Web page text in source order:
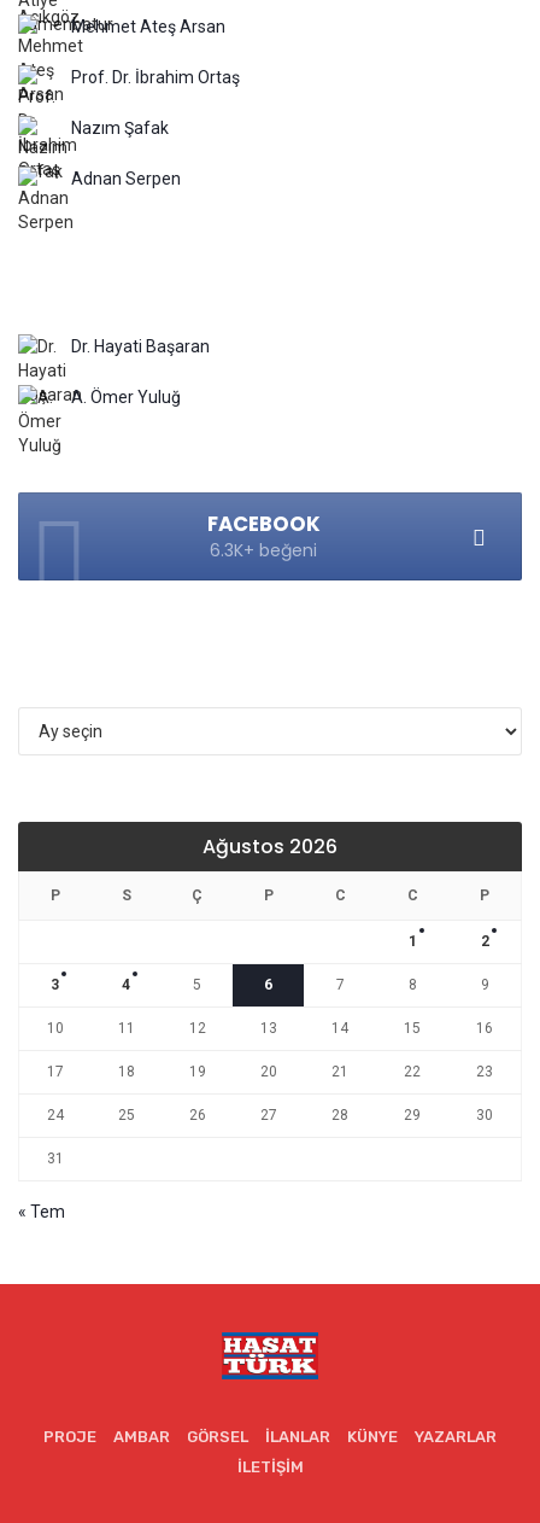
Mehmet Ateş Arsan
Prof. Dr. İbrahim Ortaş
Nazım Şafak
Adnan Serpen
Dr. Hayati Başaran
A. Ömer Yuluğ
FACEBOOK
6.3K+ beğeni
Arşivler
Ağustos 2026
P S Ç P C C P
1 2
3 4 5 6 7 8 9
10 11 12 13 14 15 16
17 18 19 20 21 22 23
24 25 26 27 28 29 30
31
« Tem
PROJE AMBAR GÖRSEL İLANLAR KÜNYE
YAZARLAR
İLETIŞIM